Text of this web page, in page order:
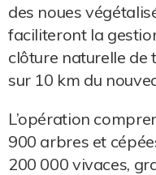
des noues
faciliteront la
clôture naturelle de
sur 10 km du
L’opération
900 arbres et
200 000 vivaces,